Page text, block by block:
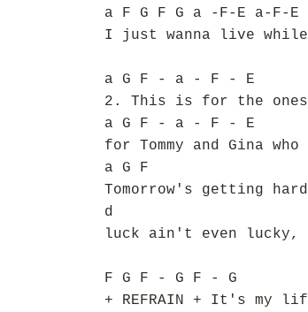
a F G F G a -F-E a-F-E
I just wanna live
a G F - a - F - E
2. This is for the ones
a G F - a - F - E
for Tommy and Gina
a G F
Tomorrow's getting
d
luck ain't even lucky,
F G F - G F - G
+ REFRAIN + It's my